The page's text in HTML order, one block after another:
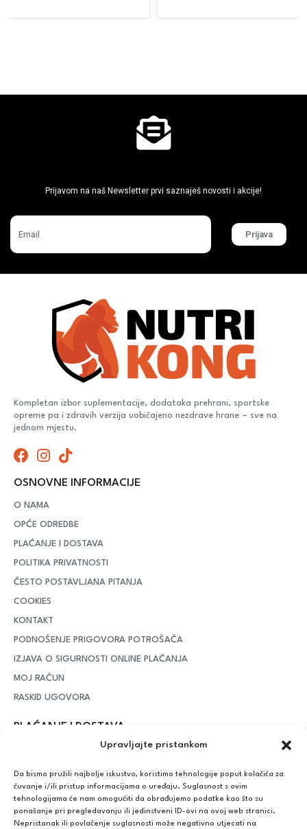
Upravljajte pristankom
Da bismo pružili najbolje iskustvo, koristimo tehnologije poput kolačića za
čuvanje i/ili pristup informacijama o uređaju. Suglasnost s ovim
tehnologijama će nam omogućiti da obrađujemo podatke kao što su
ponašanje pri pregledavanju ili jedinstveni ID-ovi na ovoj web stranici.
Nepristanak ili povlačenje suglasnosti može negativno utjecati na
Prijavom na naš Newsletter prvi saznaješ novosti i akcije!
Prijava
Kompletan izbor suplementacije, dodataka prehrani, sportske
opreme pa i zdravih verzija uobičajeno nezdrave hrane – sve na
jednom mjestu.
OSNOVNE INFORMACIJE
O NAMA
OPĆE ODREDBE
PLAĆANJE I DOSTAVA
POLITIKA PRIVATNOSTI
ČESTO POSTAVLJANA PITANJA
COOKIES
KONTAKT
PODNOŠENJE PRIGOVORA POTROŠAČA
IZJAVA O SIGURNOSTI ONLINE PLAĆANJA
MOJ RAČUN
RASKID UGOVORA
PLAĆANJE I DOSTAVA
– iznad potrošenih 55 eura dostava je
Plaćanje:
Bankovna transakcija, plaćanje prilikom preuzimanja, CorvusPay